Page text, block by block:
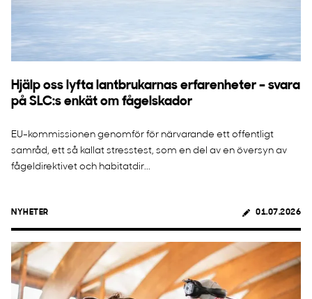
Hjälp oss lyfta lantbrukarnas erfarenheter – svara
på SLC:s enkät om fågelskador
EU-kommissionen genomför för närvarande ett offentligt
samråd, ett så kallat stresstest, som en del av en översyn av
fågeldirektivet och habitatdir...
NYHETER 01.07.2026